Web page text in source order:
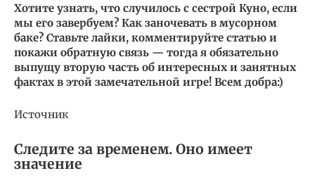
Хотите узнать, что случилось с сестрой Куно, если
мы его завербуем? Как заночевать в мусорном
баке? Ставьте лайки, комментируйте статью и
покажи обратную связь — тогда я обязательно
выпущу вторую часть об интересных и занятных
фактах в этой замечательной игре! Всем добра:)
Источник
Следите за временем. Оно имеет
значение